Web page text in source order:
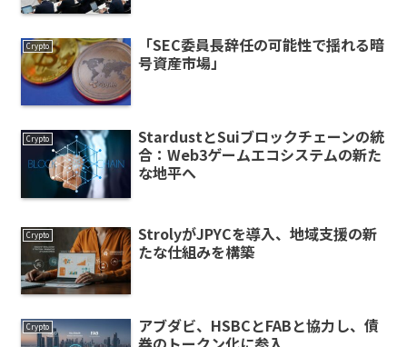
Crypto
「SEC委員長辞任の可能性で揺れる暗
号資産市場」
Crypto
StardustとSuiブロックチェーンの統
合：Web3ゲームエコシステムの新た
な地平へ
Crypto
StrolyがJPYCを導入、地域支援の新
たな仕組みを構築
Crypto
アブダビ、HSBCとFABと協力し、債